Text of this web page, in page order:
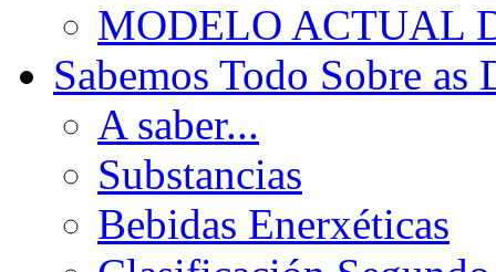
MODELO ACTUAL
Sabemos Todo Sobre as
A saber...
Substancias
Bebidas Enerxéticas